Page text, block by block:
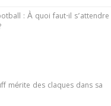
: À quoi faut-il s’attendre
mérite des claques dans sa